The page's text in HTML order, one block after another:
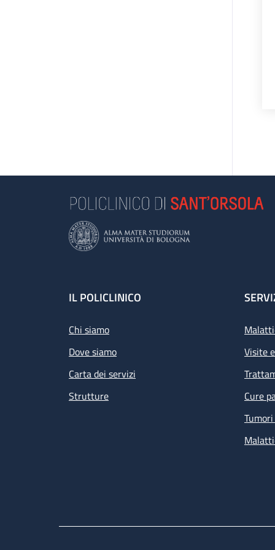
Footer
IL POLICLINICO
Chi siamo
Dove siamo
Carta dei servizi
Strutture
Visite
Cure